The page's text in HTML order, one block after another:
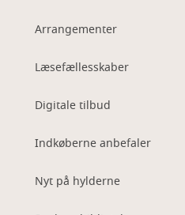
Arrangementer
Læsefællesskaber
Digitale tilbud
Indkøberne anbefaler
Nyt på hylderne